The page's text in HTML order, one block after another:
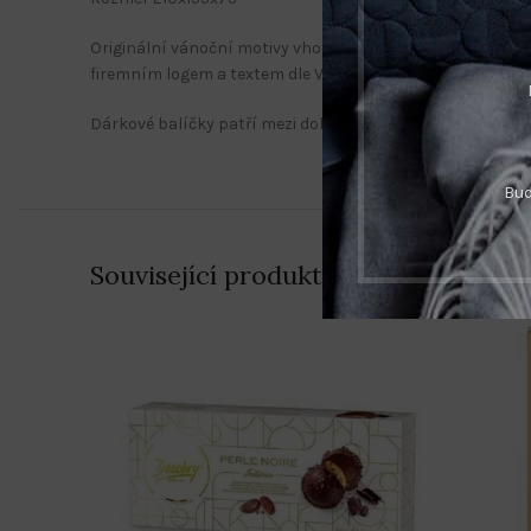
Originální vánoční motivy vhodné pro potisk vybraných
firemním logem a textem dle Vašeho přání. Před
Dárkové balíčky patří mezi dobré nápady na dárky
Související produkty